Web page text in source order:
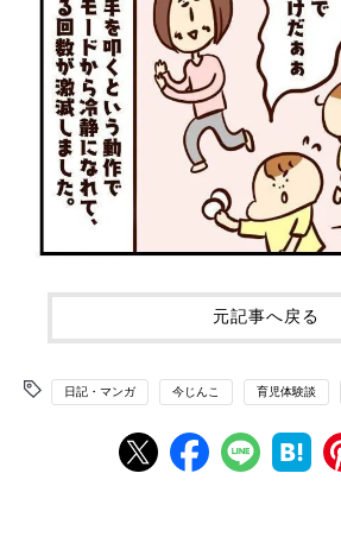
元記事へ戻る
日記・マンガ 今じんこ 育児体験談